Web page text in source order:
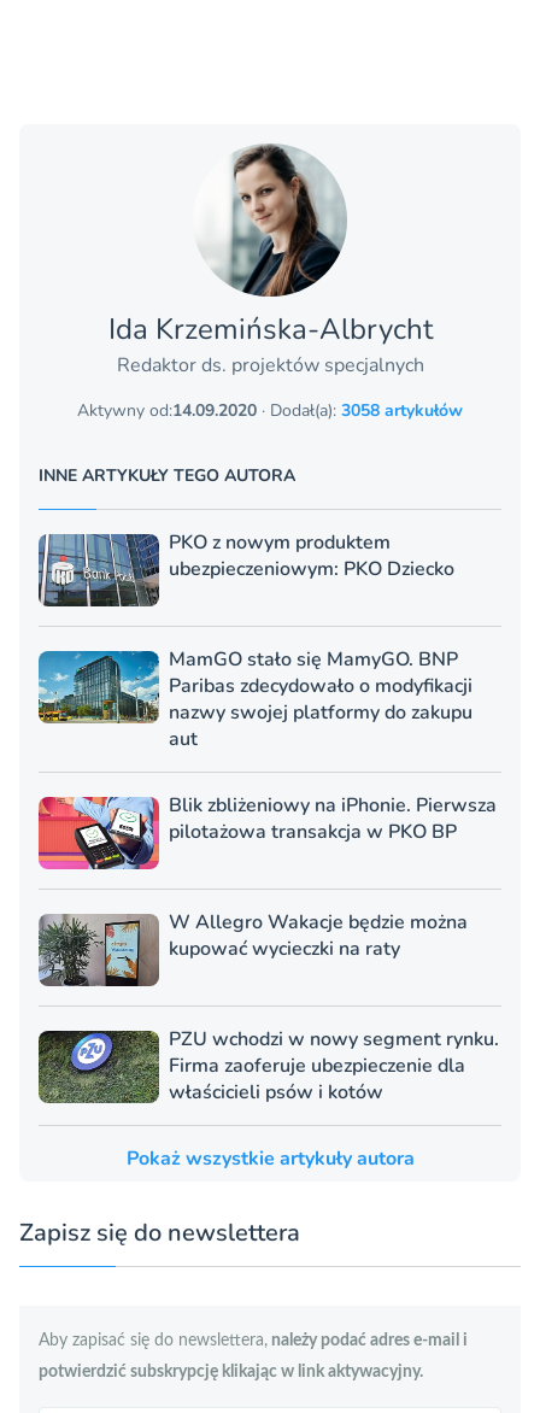
Ida Krzemińska-Albrycht
Redaktor ds. projektów specjalnych
Aktywny od:14.09.2020 · Dodał(a): 3058 artykułów
INNE ARTYKUŁY TEGO AUTORA
PKO z nowym produktem
ubezpieczeniowym: PKO Dziecko
MamGO stało się MamyGO. BNP
Paribas zdecydowało o modyfikacji
nazwy swojej platformy do zakupu
aut
Blik zbliżeniowy na iPhonie. Pierwsza
pilotażowa transakcja w PKO BP
W Allegro Wakacje będzie można
kupować wycieczki na raty
PZU wchodzi w nowy segment rynku.
Firma zaoferuje ubezpieczenie dla
właścicieli psów i kotów
Pokaż wszystkie artykuły autora
Zapisz się do newslettera
Aby zapisać się do newslettera, należy podać adres e-mail i
potwierdzić subskrypcję klikając w link aktywacyjny.